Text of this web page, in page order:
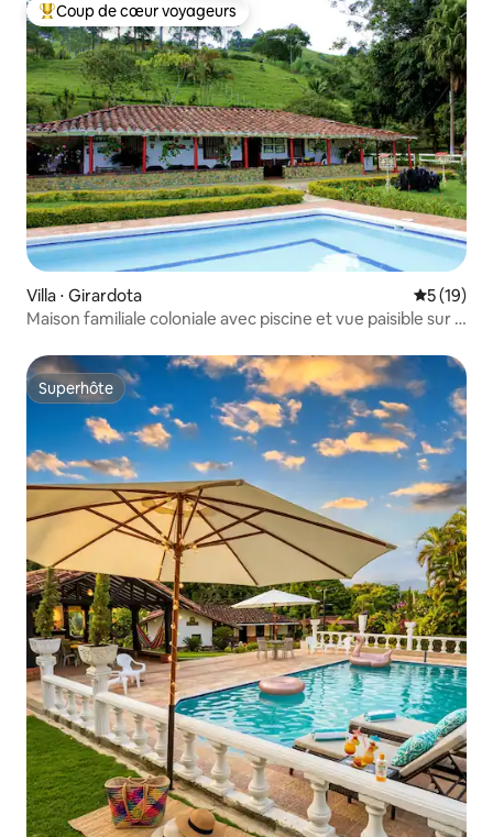
Coups de cœur voyageurs les plus appréciés
Coup de cœur voyageurs
Villa ⋅ Girardota
5 (19)
Maison familiale coloniale avec piscine et vue paisible sur la
Superhôte
Superhôte